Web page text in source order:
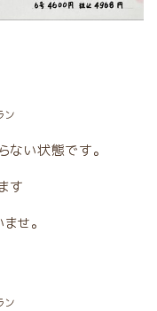
ン
ない状態です。
す
せ。
ン